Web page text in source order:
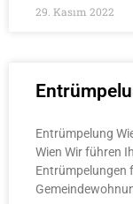
29. Kasım 2022
Entrümpelung
Wien Wir führen
Entrümpelungen